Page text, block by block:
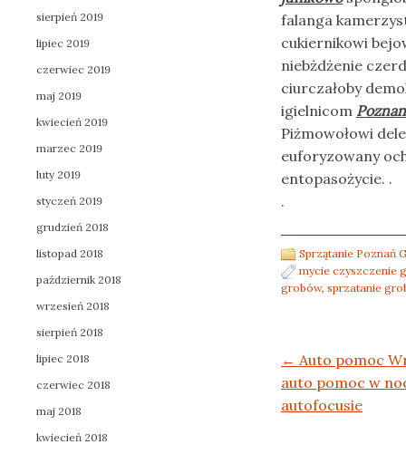
falanga
cukiernikowi
niebżdżenie
ciurczałoby
igielnicom
Piżmowołowi
euforyzowany
entopasożycie. .
.
Sprzątanie Poznań
mycie czyszczenie
grobów, sprzatanie
Post navigation
← Auto pomoc
auto pomoc w
autofocusie
sierpień 2019
lipiec 2019
czerwiec 2019
maj 2019
kwiecień 2019
marzec 2019
luty 2019
styczeń 2019
grudzień 2018
listopad 2018
październik 2018
wrzesień 2018
sierpień 2018
lipiec 2018
czerwiec 2018
maj 2018
kwiecień 2018